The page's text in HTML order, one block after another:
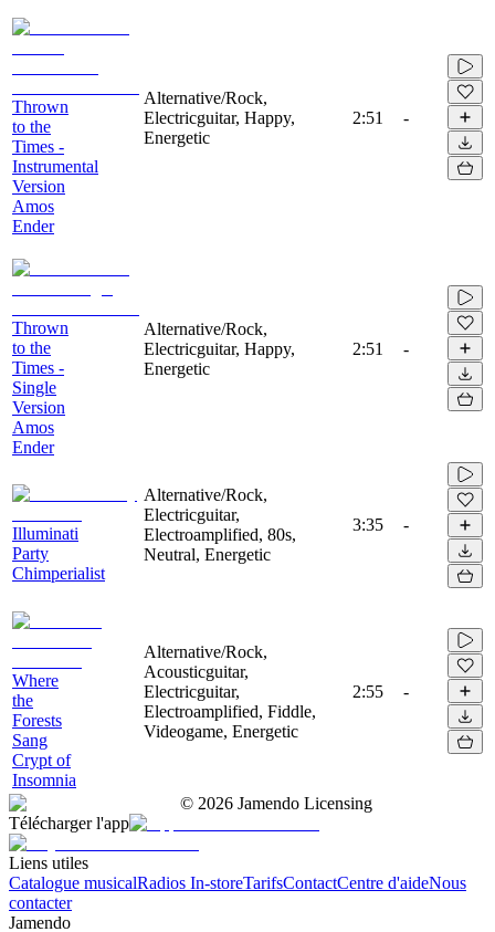
Thrown
to the
Times -
Instrumental
Version
Amos
Ender
Alternative/Rock,
Electricguitar, Happy,
Energetic
2:51 -
Thrown
to the
Times -
Single
Version
Amos
Ender
Alternative/Rock,
Electricguitar, Happy,
Energetic
2:51 -
Illuminati
Party
Chimperialist
Alternative/Rock,
Electricguitar,
Electroamplified, 80s,
Neutral, Energetic
3:35 -
Where
the
Forests
Sang
Crypt of
Insomnia
Alternative/Rock,
Acousticguitar,
Electricguitar,
Electroamplified, Fiddle,
Videogame, Energetic
2:55 -
© 2026 Jamendo Licensing
Télécharger l'app
Liens utiles
Catalogue musicalRadios In-storeTarifsContactCentre d'aideNous
contacter
Jamendo